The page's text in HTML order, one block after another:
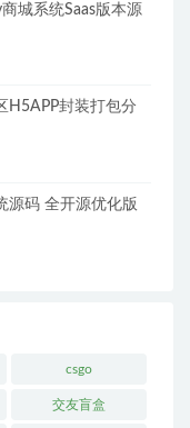
城系统Saas版本源
H5APP封装打包分
源码 全开源优化版
csgo
交友盲盒